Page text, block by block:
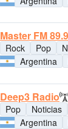
Master FM 89.9
Rock
Pop
Argentina
Deep3 Radio
Pop
Noticias
Argentina